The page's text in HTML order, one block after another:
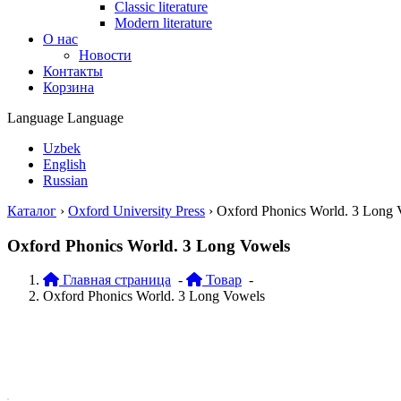
Classic literature
Modern literature
О нас
Новости
Контакты
Корзина
Language Language
Uzbek
English
Russian
Каталог › Oxford University Press › Oxford Phonics World. 3 Long
Oxford Phonics World. 3 Long Vowels
Главная страница - Товар -
Oxford Phonics World. 3 Long Vowels